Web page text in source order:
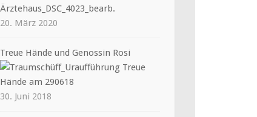
20. März 2020
Treue Hände und Genossin Rosi
30. Juni 2018